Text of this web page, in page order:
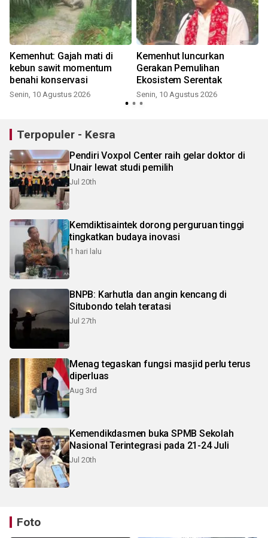
Kemenhut: Gajah mati di
kebun sawit momentum
benahi konservasi
Senin, 10 Agustus 2026
Kemenhut luncurkan
Gerakan Pemulihan
Ekosistem Serentak
Senin, 10 Agustus 2026
Terpopuler - Kesra
Pendiri Voxpol Center raih gelar doktor di
Unair lewat studi pemilih
Jul 20th
Kemdiktisaintek dorong perguruan tinggi
tingkatkan budaya inovasi
1 hari lalu
BNPB: Karhutla dan angin kencang di
Situbondo telah teratasi
Jul 27th
Menag tegaskan fungsi masjid perlu terus
diperluas
Aug 3rd
Kemendikdasmen buka SPMB Sekolah
Nasional Terintegrasi pada 21-24 Juli
Jul 20th
Foto